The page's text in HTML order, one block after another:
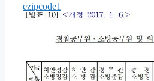
ezipcode1